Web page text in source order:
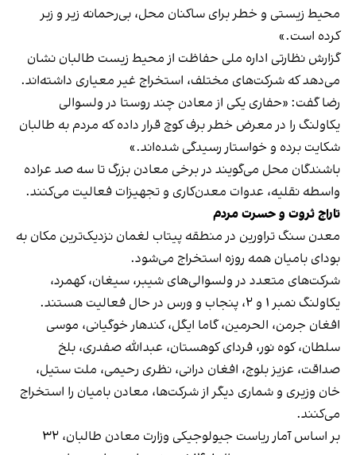
محیط زیستی و خطر برای ساکنان محل، بی‌رحمانه زیر و زبر
کرده است.»
گزارش نظارتی اداره ملی حفاظت از محیط زیست طالبان نشان
می‌دهد که شرکت‌های مختلف، استخراج غیر معیاری داشته‌اند.
رضا گفت: «حفاری یکی از معادن چند روستا در ولسوالی
یکاولنگ را در معرض خطر برف کوچ قرار داده که مردم به طالبان
شکایت برده و خواستار رسیدگی شده‌اند.»
باشندگان محل می‌گویند در برخی معادن بزرگ تا سه صد عراده
واسطه نقلیه، عدوات معدن‌کاری و تجهیزات فعالیت می‌کنند.
تاراج ثروت و حسرت مردم
معدن سنگ تراورین در منطقه پیتاب لغمان نزدیک‌ترین مکان به
بودای بامیان همه روزه استخراج می‌شود.
شرکت‌های متعدد در ولسوالی‌های شیبر، سیغان، کهمرد،
یکاولنگ نمبر ۱ و ۲، پنجاب و ورس در حال فعالیت هستند.
افغان جرمن، الحرمین، گاما ایگل، کندهار خوگیانی، موسی
سلطان، کوه نور، فردای کوهستان، عبدالله صفدری، بلخ
صداقت، عزیز بلوج، افغان درانی، نظری رحیمی، ملت ستیل،
خان وزیری و شماری دیگر از شرکت‌ها، معادن بامیان را استخراج
می‌کنند.
بر اساس آمار ریاست جیولوجیکی وزارت معادن طالبان، ۳۲